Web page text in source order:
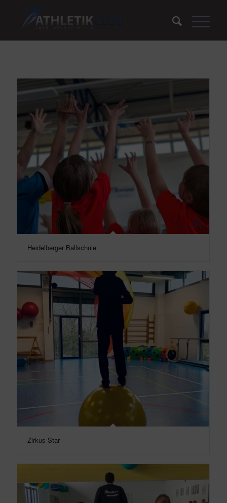
Heidelberger Ballschule
Zirkus Star